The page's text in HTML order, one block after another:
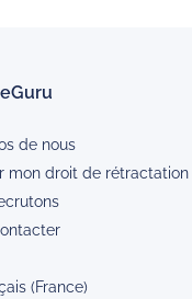
de nous
mon droit de rétractation
(France)